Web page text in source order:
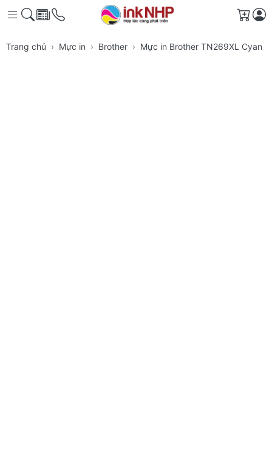
Giỏ
Trang chủ Mực in Brother Mực in Brother TN269XL Cyan